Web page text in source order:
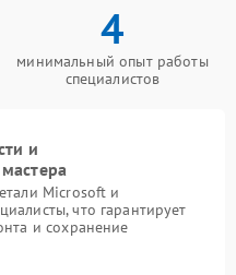
4
минимальный опыт работы
специалистов
и
Microsoft и
что гарантирует
и сохранение